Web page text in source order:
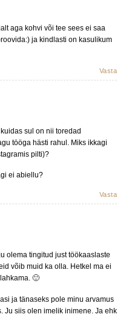
aga kohvi või tee sees ei saa
ja kindlasti on kasulikum
Vasta
sul on nii toredad
tööga hästi rahul. Miks ikkagi
pilti)?
ei abiellu?
Vasta
olema tingitud just töökaaslaste
võib muid ka olla. Hetkel ma ei
🙂
ja tänaseks pole minu arvamus
Ju siis olen imelik inimene. Ja ehk